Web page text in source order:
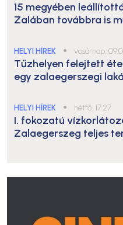
15 megyében
Zalában továbbra is
HELYI HÍREK ● vasárnap,
Tűzhelyen felejtett
egy zalaegerszegi
HELYI HÍREK ● hétfő, 17:27
I. fokozatú
Zalaegerszeg teljes